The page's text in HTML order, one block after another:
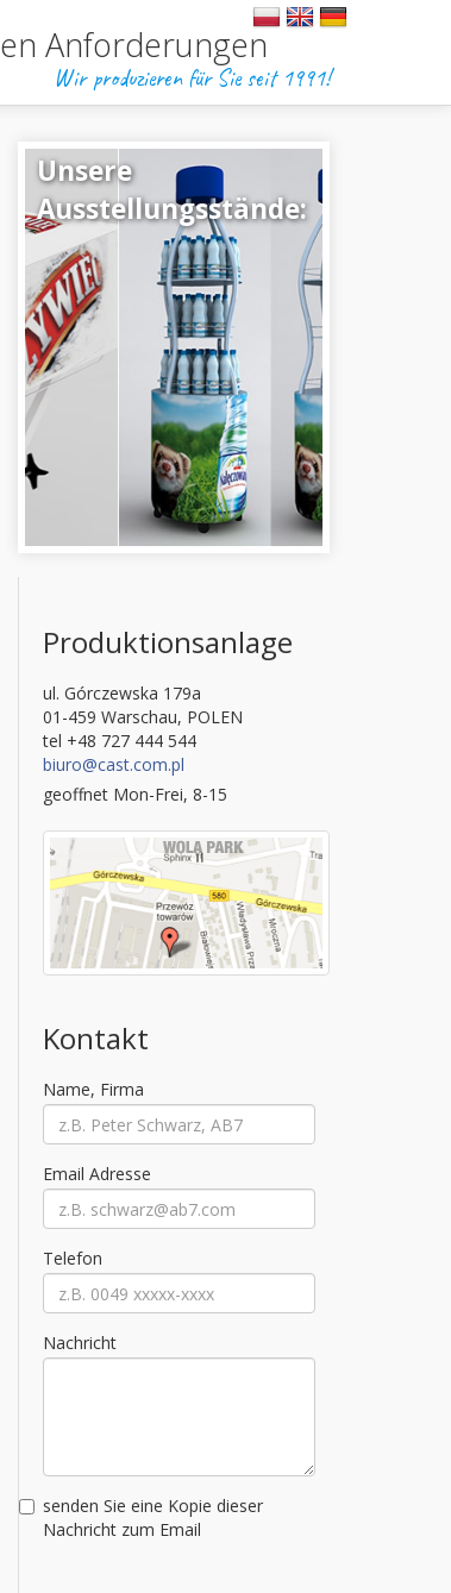
Anforderungen
Wir produzieren für Sie seit 1991!
Unsere
Ausstellungsstände:
Produktionsanlage
ul. Górczewska 179a
01-459 Warschau, POLEN
tel +48 727 444 544
biuro@cast.com.pl
geoffnet Mon-Frei, 8-15
Kontakt
Name, Firma
Email Adresse
Telefon
Nachricht
senden Sie eine Kopie dieser
Nachricht zum Email